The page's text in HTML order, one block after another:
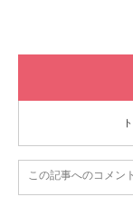
この記事へのコメン